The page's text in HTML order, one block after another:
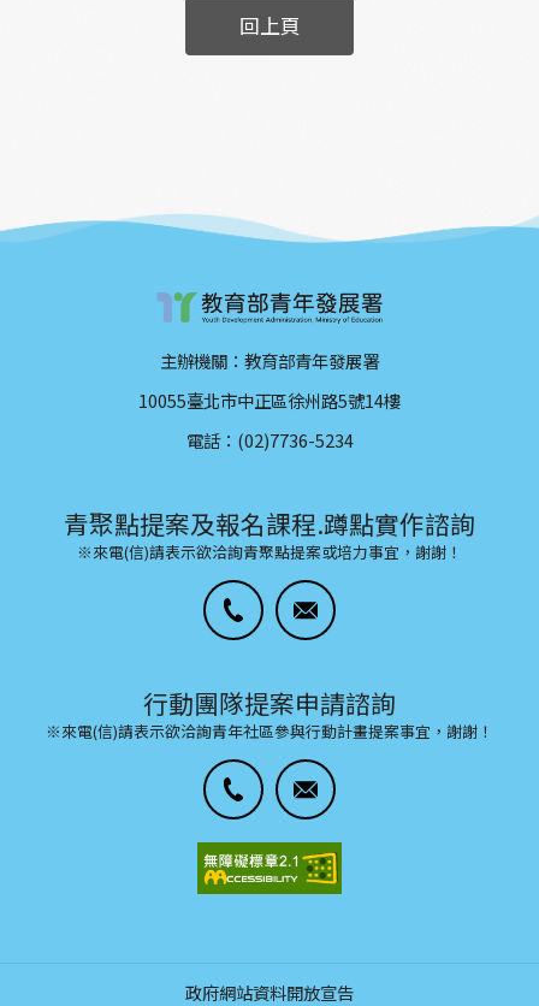
回上頁
主辦機關：教育部青年發展署
10055臺北市中正區徐州路5號14樓
電話：(02)7736-5234
青聚點提案及報名課程.蹲點實作諮詢
※來電(信)請表示欲洽詢青聚點提案或培力事宜，謝謝！
行動團隊提案申請諮詢
※來電(信)請表示欲洽詢青年社區參與行動計畫提案事宜，謝謝！
政府網站資料開放宣告